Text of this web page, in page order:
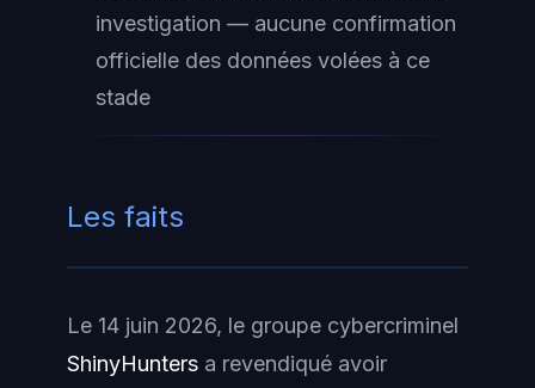
investigation — aucune confirmation
officielle des données volées à ce
stade
Les faits
Le 14 juin 2026, le groupe cybercriminel
ShinyHunters a revendiqué avoir